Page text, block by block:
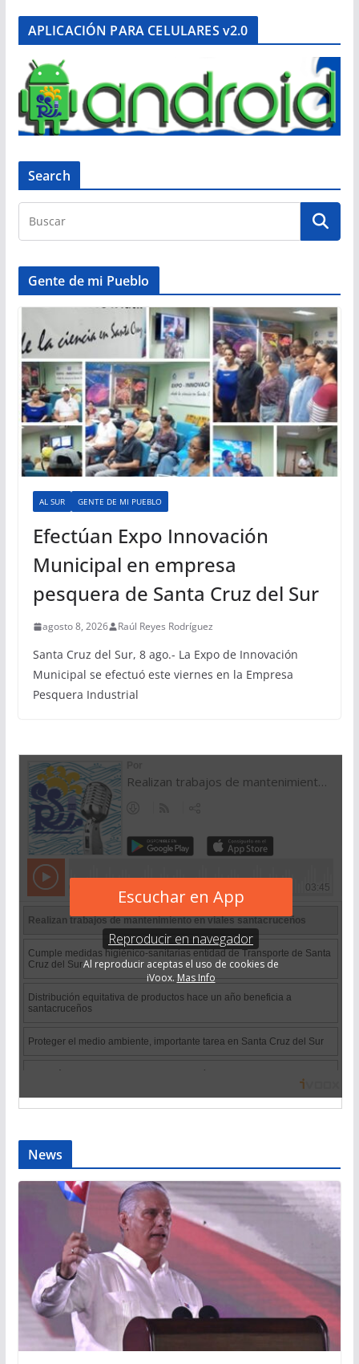
APLICACIÓN PARA CELULARES v2.0
Search
Gente de mi Pueblo
AL SUR GENTE DE MI PUEBLO
Efectúan Expo Innovación
Municipal en empresa
pesquera de Santa Cruz del Sur
agosto 8, 2026 Raúl Reyes Rodríguez
Santa Cruz del Sur, 8 ago.- La Expo de Innovación
Municipal se efectuó este viernes en la Empresa
Pesquera Industrial
News